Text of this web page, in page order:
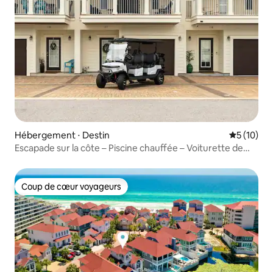
Hébergement ⋅ Destin
5 (10)
Escapade sur la côte – Piscine chauffée – Voiturette de
Coup de cœur voyageurs
Coup de cœur voyageurs